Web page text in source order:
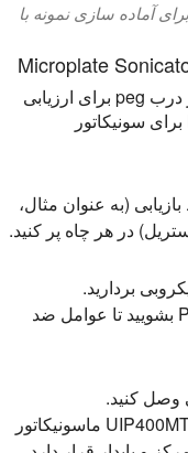
برای آماده سازی نمونه با
مرحله فراصوت برای جدا کردن بیوفیلم از درب peg برای ارزیابی
سونیکاتور
بازیابی (به عنوان مثال،
در هر چاه پر کنید.
بردارید.
درب گیره را با سالین استریل یا PBS بشویید تا عوامل ضد
وصل کنید.
محل بازیابی صفحه متوسط را در UIP400MTP ماسونیکاتور